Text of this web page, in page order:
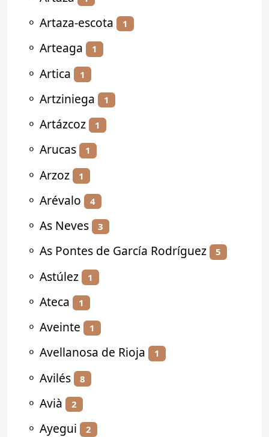
⚬ Artaza-escota 1
⚬ Arteaga 1
⚬ Artica 1
⚬ Artziniega 1
⚬ Artázcoz 1
⚬ Arucas 1
⚬ Arzoz 1
⚬ Arévalo 4
⚬ As Neves 3
⚬ As Pontes de García Rodríguez 5
⚬ Astúlez 1
⚬ Ateca 1
⚬ Aveinte 1
⚬ Avellanosa de Rioja 1
⚬ Avilés 8
⚬ Avià 2
⚬ Ayegui 2